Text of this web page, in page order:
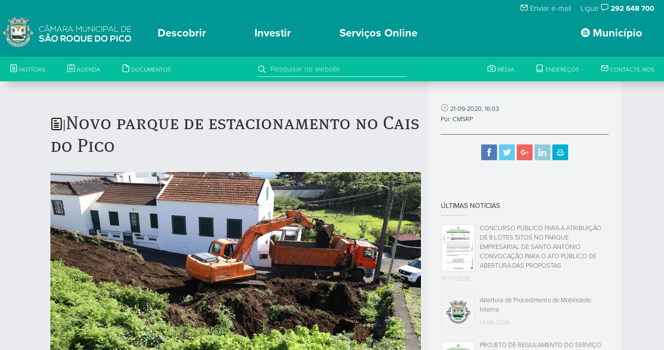
Enviar e-mail Ligue 292 648 700
Município
Descobrir Investir Serviços Online
NOTÍCIAS AGENDA DOCUMENTOS MÉDIA ENDEREÇOS CONTACTE-NOS
Novo parque de estacionamento no Cais
do Pico
21-09-2020, 16:03
Por: CMSRP
ÚLTIMAS NOTÍCIAS
CONCURSO PÚBLICO PARA A ATRIBUIÇÃO
DE 8 LOTES SITOS NO PARQUE
EMPRESARIAL DE SANTO ANTÓNIO
CONVOCAÇÃO PARA O ATO PÚBLICO DE
ABERTURA DAS PROPOSTAS
31-07-2026
Abertura de Procedimento de Mobilidade
Interna
14-05-2026
PROJETO DE REGULAMENTO DO SERVIÇO